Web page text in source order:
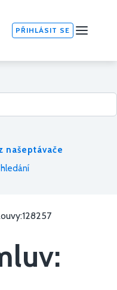
PŘIHLÁSIT SE
našeptávače